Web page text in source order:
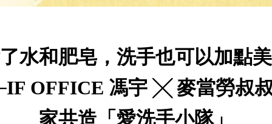
水和肥皂，洗手也可以加點
OFFICE 馮宇 ╳ 麥當勞叔
家共造「愛洗手小隊」